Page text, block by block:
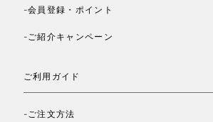
-会員登録・ポイント
-ご紹介キャンペーン
ご利用ガイド
-ご注文方法